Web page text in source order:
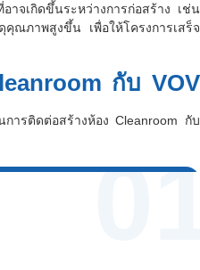
าจเกิดขึ้นระหว่างการก่อสร้าง เช่น
คุณภาพสูงขึ้น เพื่อให้โครงการเสร็จ
กับ VOV
ารติดต่อสร้างห้อง Cleanroom กับ